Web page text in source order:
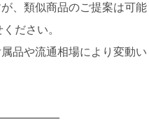
、類似商品のご提案は可能
ださい。
品や流通相場により変動い